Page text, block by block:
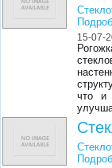
15-07-
что и